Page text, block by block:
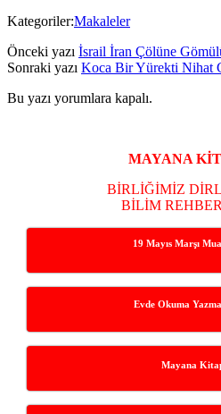
Kategoriler:Makaleler
Önceki yazı İsrail İran Çölüne
Sonraki yazı Koca Bir Yürekti Nihat
Bu yazı yorumlara kapalı.
MAYANA
BİRLİĞİMİZ
BİLİM
19 Mayıs Marşı
Evde Okuma
Mayana